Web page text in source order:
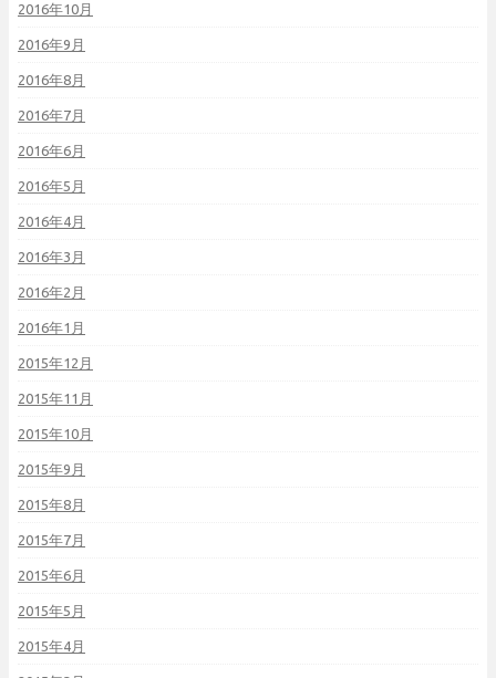
2016年10月
2016年9月
2016年8月
2016年7月
2016年6月
2016年5月
2016年4月
2016年3月
2016年2月
2016年1月
2015年12月
2015年11月
2015年10月
2015年9月
2015年8月
2015年7月
2015年6月
2015年5月
2015年4月